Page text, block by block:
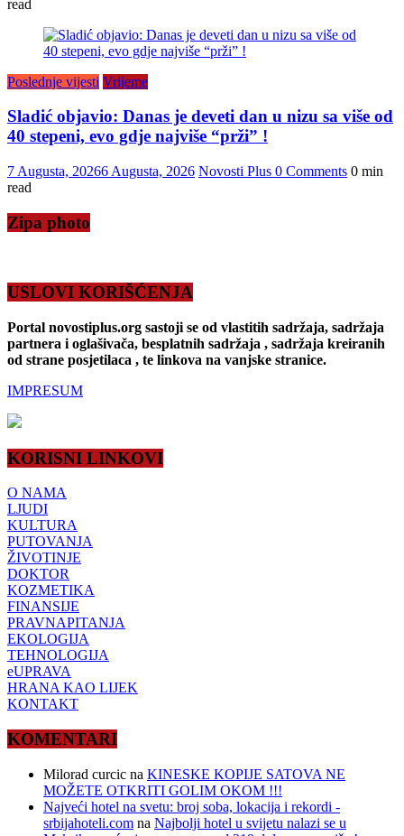
read
Poslednje vijesti Vrijeme
Sladić objavio: Danas je deveti dan u nizu sa više od
40 stepeni, evo gdje najviše “prži” !
7 Augusta, 20266 Augusta, 2026 Novosti Plus 0 Comments 0 min
read
Zipa photo
USLOVI KORIŠĆENJA
Portal novostiplus.org sastoji se od vlastitih sadržaja, sadržaja
partnera i oglašivača, besplatnih sadržaja , sadržaja kreiranih
od strane posjetilaca , te linkova na vanjske stranice.
IMPRESUM
KORISNI LINKOVI
O NAMA
LJUDI
KULTURA
PUTOVANJA
ŽIVOTINJE
DOKTOR
KOZMETIKA
FINANSIJE
PRAVNAPITANJA
EKOLOGIJA
TEHNOLOGIJA
eUPRAVA
HRANA KAO LIJEK
KONTAKT
KOMENTARI
Milorad curcic na KINESKE KOPIJE SATOVA NE
MOŽETE OTKRITI GOLIM OKOM !!!
Najveći hotel na svetu: broj soba, lokacija i rekordi -
srbijahoteli.com na Najbolji hotel u svijetu nalazi se u